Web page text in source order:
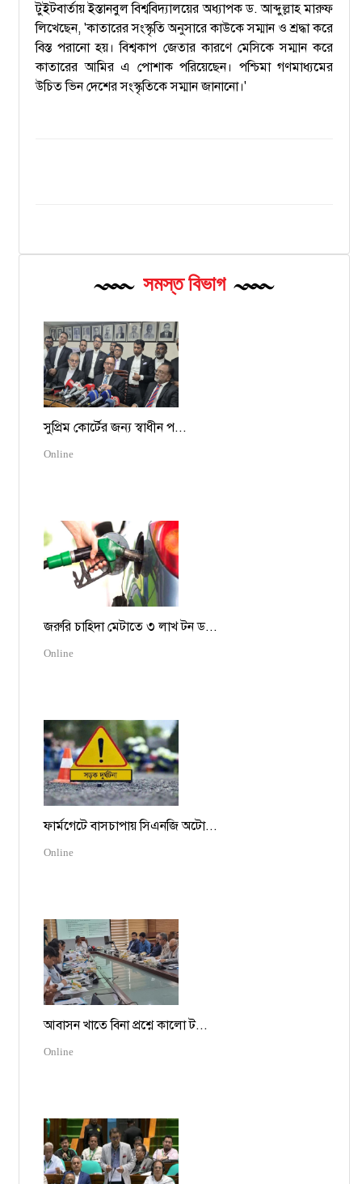
টুইটবার্তায় ইস্তানবুল বিশ্ববিদ্যালয়ের অধ্যাপক ড. আব্দুল্লাহ মারুফ
লিখেছেন, 'কাতারের সংস্কৃতি অনুসারে কাউকে সম্মান ও শ্রদ্ধা করে
বিস্ত পরানো হয়। বিশ্বকাপ জেতার কারণে মেসিকে সম্মান করে
কাতারের আমির এ পোশাক পরিয়েছেন। পশ্চিমা গণমাধ্যমের
উচিত ভিন দেশের সংস্কৃতিকে সম্মান জানানো।'
সমস্ত বিভাগ
সুপ্রিম কোর্টের জন্য স্বাধীন প...
Online
জরুরি চাহিদা মেটাতে ৩ লাখ টন ড...
Online
ফার্মগেটে বাসচাপায় সিএনজি অটো...
Online
আবাসন খাতে বিনা প্রশ্নে কালো ট...
Online